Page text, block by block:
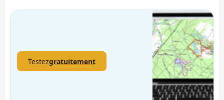
Testezgratuitement